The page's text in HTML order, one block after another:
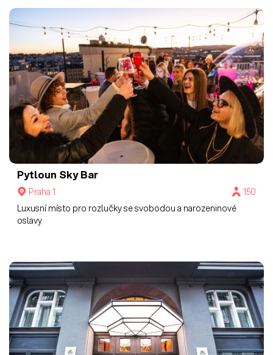
Pytloun Sky Bar
Praha 1
150
Luxusní místo pro rozlučky se svobodou a narozeninové
oslavy